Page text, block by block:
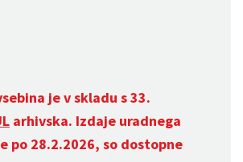
je v skladu s 33.
arhivska. Izdaje uradnega
po 28.2.2026, so dostopne